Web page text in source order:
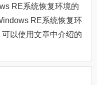
RE系统恢复环境的
RE系统恢复环
以使用文章中介绍的